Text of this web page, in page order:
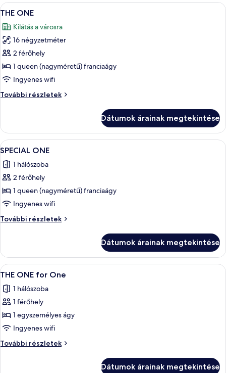
A
következő
szoba
összes
képének
megtekintése:
THE
Egy türkiz színű párna közeli
4
THE ONE
Kilátás a városra
16 négyzetméter
2 férőhely
1 queen (nagyméretű) franciaágy
Ingyenes wifi
További részletek
THE
Dátumok árainak megtekintése
A
következő
szoba
összes
képének
megtekintése:
SPECIAL
ONE
Egy szállodai szoba, melynek
7
SPECIAL ONE
1 hálószoba
2 férőhely
1 queen (nagyméretű) franciaágy
Ingyenes wifi
További részletek
SPECIAL
Dátumok árainak megtekintése
A
következő
szoba
összes
képének
megtekintése:
THE
ONE
Egy szállodai szoba, amelyben
5
THE ONE for One
1 hálószoba
1 férőhely
1 egyszemélyes ágy
Ingyenes wifi
További részletek
THE
Dátumok árainak megtekintése